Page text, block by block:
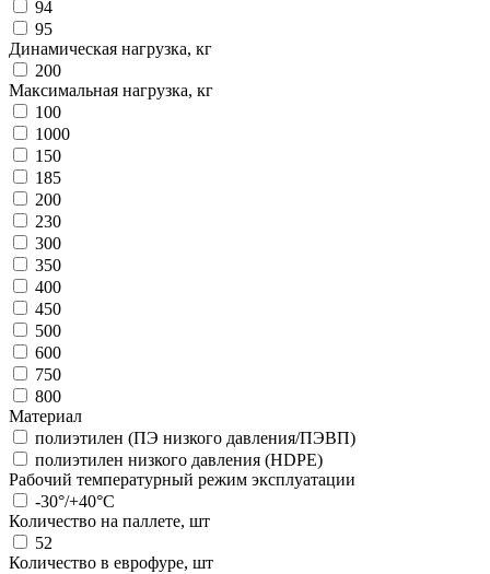
94
95
Динамическая нагрузка, кг
200
Максимальная нагрузка, кг
100
1000
150
185
200
230
300
350
400
450
500
600
750
800
Материал
полиэтилен (ПЭ низкого давления/ПЭВП)
полиэтилен низкого давления (HDPЕ)
Рабочий температурный режим эксплуатации
-30°/+40°С
Количество на паллете, шт
52
Количество в еврофуре, шт